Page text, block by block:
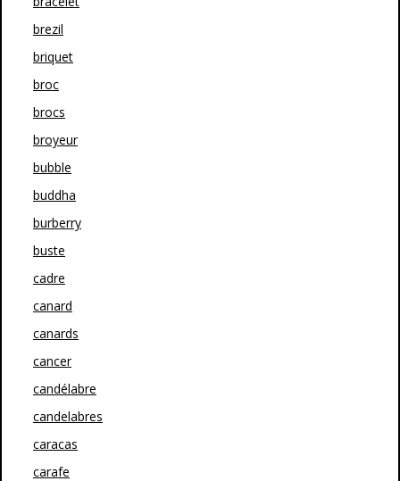
brezil
briquet
broc
brocs
broyeur
bubble
buddha
burberry
buste
cadre
canard
canards
cancer
candélabre
candelabres
caracas
carafe